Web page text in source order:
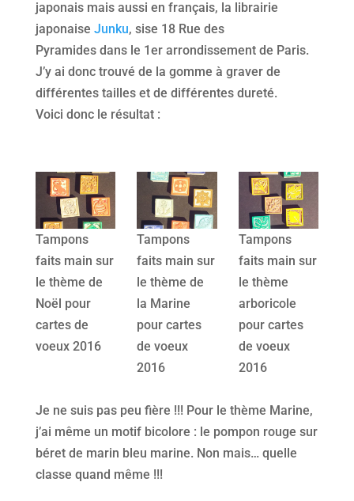
japonais mais aussi en français, la librairie
japonaise Junku, sise 18 Rue des
Pyramides dans le 1er arrondissement de Paris.
J’y ai donc trouvé de la gomme à graver de
différentes tailles et de différentes dureté.
Voici donc le résultat :
Tampons
faits main sur
le thème de
Noël pour
cartes de
voeux 2016
Tampons
faits main sur
le thème de
la Marine
pour cartes
de voeux
2016
Tampons
faits main sur
le thème
arboricole
pour cartes
de voeux
2016
Je ne suis pas peu fière !!! Pour le thème Marine,
j’ai même un motif bicolore : le pompon rouge sur
béret de marin bleu marine. Non mais… quelle
classe quand même !!!